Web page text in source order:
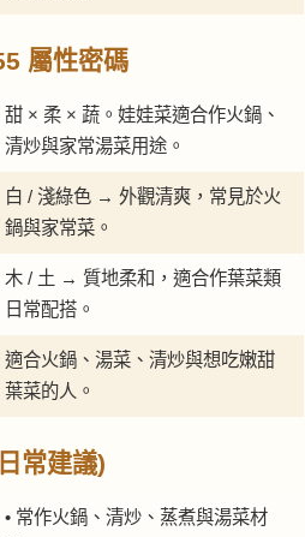
屬性密碼
甜 × 柔 × 蔬。娃娃菜適合作火鍋、
清炒與家常湯菜用途。
白 / 淺綠色 → 外觀清爽，常見於火
鍋與家常菜。
木 / 土 → 質地柔和，適合作葉菜類
日常配搭。
適合火鍋、湯菜、清炒與想吃嫩甜
葉菜的人。
常建議)
• 常作火鍋、清炒、蒸煮與湯菜材